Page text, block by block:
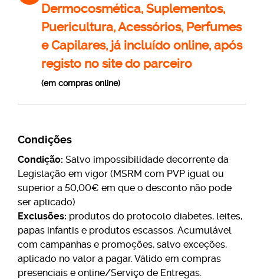
Dermocosmética, Suplementos,
Puericultura, Acessórios, Perfumes
e Capilares, já incluído online, após
registo no site do parceiro
(em compras online)
Condições
Condição: Salvo impossibilidade decorrente da
Legislação em vigor (MSRM com PVP igual ou
superior a 50,00€ em que o desconto não pode
ser aplicado)
Exclusões: produtos do protocolo diabetes, leites,
papas infantis e produtos escassos. Acumulável
com campanhas e promoções, salvo exceções,
aplicado no valor a pagar. Válido em compras
presenciais e online/Serviço de Entregas.